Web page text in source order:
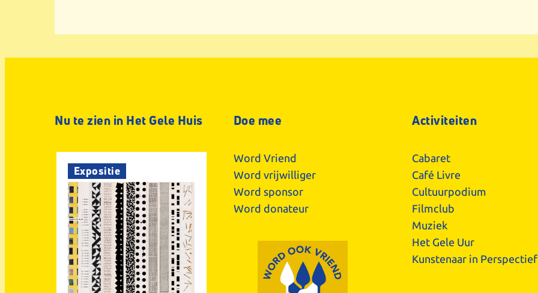
Nu te zien in Het Gele Huis
Expositie
Doe mee
Word Vriend
Word vrijwilliger
Word sponsor
Word donateur
Activiteiten
Cabaret
Café Livre
Cultuurpodium
Filmclub
Muziek
Het Gele Uur
Kunstenaar in Perspectief